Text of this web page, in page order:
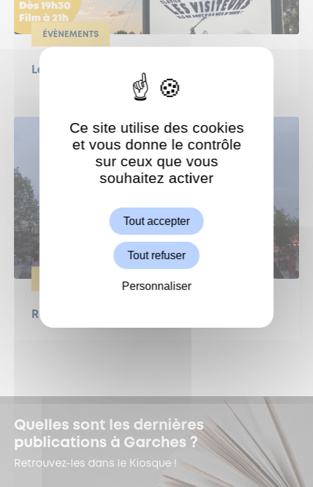
ÉVÈNEMENTS
Le Grand Weekend : Ciné en plein air !
Retour sur le Grand Bal Populaire !
Quelles sont les dernières
publications à Garches ?
Retrouvez-les dans le Kiosque !
ShareThis est désactivé.
Ce site utilise des cookies
et vous donne le contrôle
sur ceux que vous
souhaitez activer
Tout accepter
Tout refuser
Personnaliser